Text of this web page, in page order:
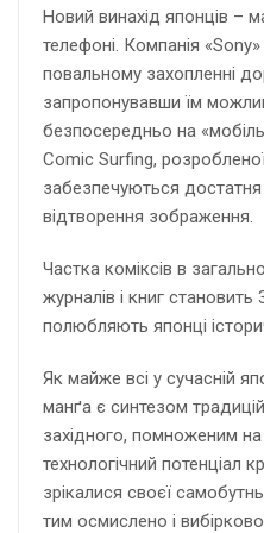
Новий винахід японців –
телефоні. Компанія
повальному захопленні
запропонувавши їм
безпосередньо на
Comic Surfing,
забезпечуються достатня
відтворення зображення.
Частка коміксів в
журналів і книг
полюбляють японці
Як майже всі у сучасній
манґа є синтезом
західного, помноженим на
технологічний потенціал
зрікалися своєї
тим осмислено і